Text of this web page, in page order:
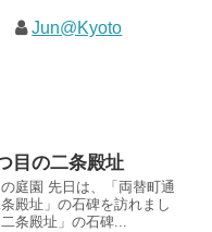
Jun@Kyoto
目の二条殿址
庭園 先日は、「両替町通
殿址」の石碑を訪れまし
条殿址」の石碑...